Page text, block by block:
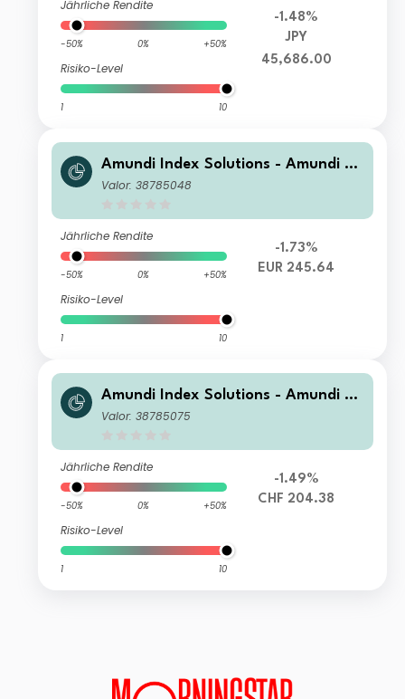
Jährliche Rendite
-50% 0% +50%
Risiko-Level
1 10
-1.48%
JPY
45,686.00
Amundi Index Solutions - Amundi JP
X-Nikkei 400 UCITS ETF-C EUR
Valor: 38785048
Jährliche Rendite
-50% 0% +50%
Risiko-Level
1 10
-1.73%
EUR 245.64
Amundi Index Solutions - Amundi JP
X-Nikkei 400 UCITS ETF-C CHF Hed
Valor: 38785075
Jährliche Rendite
-50% 0% +50%
Risiko-Level
1 10
-1.49%
CHF 204.38